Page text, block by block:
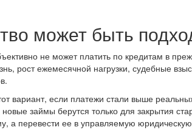
может быть
не может платить по кредитам в
рост ежемесячной нагрузки, судебные
вариант, если платежи стали выше
займы берутся только для закрытия
а перевести ее в управляемую